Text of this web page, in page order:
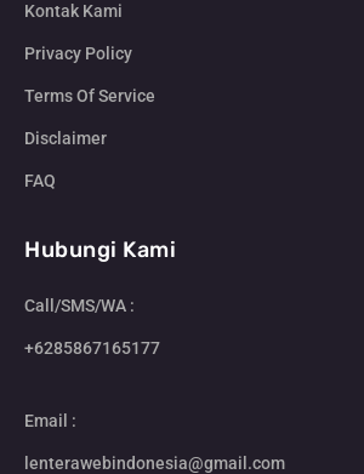
Kontak Kami
Privacy Policy
Terms Of Service
Disclaimer
FAQ
Hubungi Kami
Call/SMS/WA :
+6285867165177
Email :
lenterawebindonesia@gmail.com